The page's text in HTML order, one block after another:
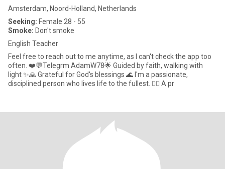
Amsterdam, Noord-Holland, Netherlands
Seeking: Female 28 - 55
Smoke: Don't smoke
English Teacher
Feel free to reach out to me anytime, as I can't check the app too
often. ❤️💬Telegrm AdamW78🌟 Guided by faith, walking with
light ✨🙏 Grateful for God's blessings 🌊 I'm a passionate,
disciplined person who lives life to the fullest. 🏊‍♂️ A pr